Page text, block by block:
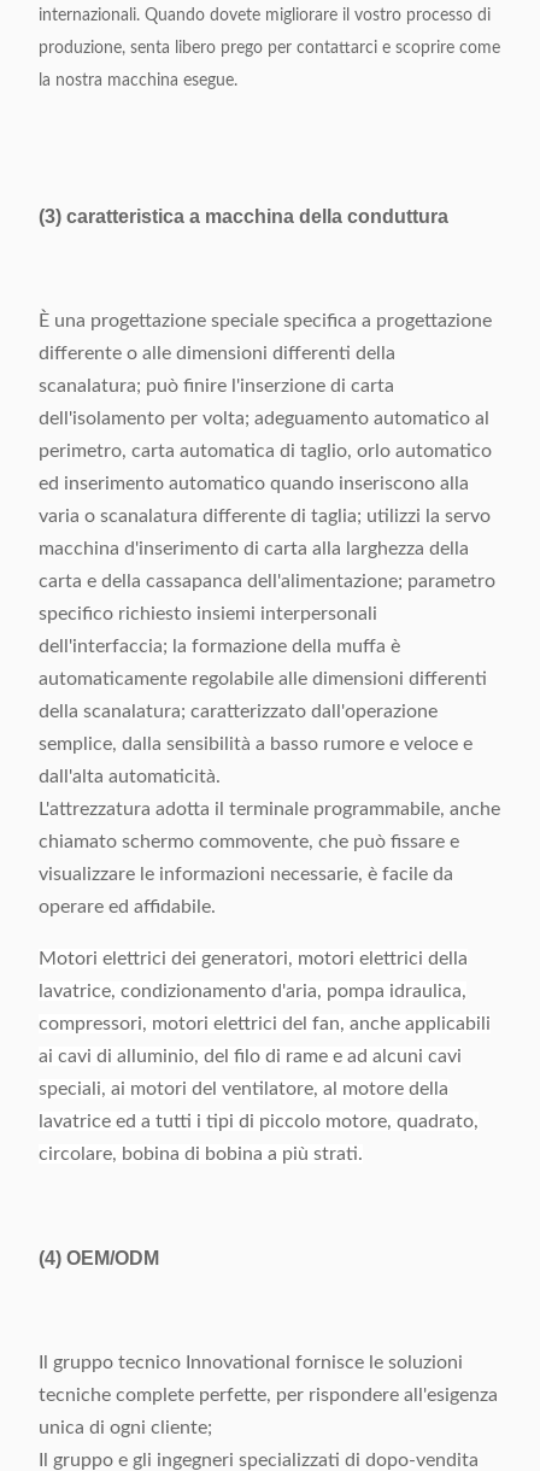
internazionali. Quando dovete migliorare il vostro processo di
produzione, senta libero prego per contattarci e scoprire come
la nostra macchina esegue.
(3) caratteristica a macchina della conduttura
È una progettazione speciale specifica a progettazione
differente o alle dimensioni differenti della
scanalatura; può finire l'inserzione di carta
dell'isolamento per volta; adeguamento automatico al
perimetro, carta automatica di taglio, orlo automatico
ed inserimento automatico quando inseriscono alla
varia o scanalatura differente di taglia; utilizzi la servo
macchina d'inserimento di carta alla larghezza della
carta e della cassapanca dell'alimentazione; parametro
specifico richiesto insiemi interpersonali
dell'interfaccia; la formazione della muffa è
automaticamente regolabile alle dimensioni differenti
della scanalatura; caratterizzato dall'operazione
semplice, dalla sensibilità a basso rumore e veloce e
dall'alta automaticità.
L'attrezzatura adotta il terminale programmabile, anche
chiamato schermo commovente, che può fissare e
visualizzare le informazioni necessarie, è facile da
operare ed affidabile.
Motori elettrici dei generatori, motori elettrici della
lavatrice, condizionamento d'aria, pompa idraulica,
compressori, motori elettrici del fan, anche applicabili
ai cavi di alluminio, del filo di rame e ad alcuni cavi
speciali, ai motori del ventilatore, al motore della
lavatrice ed a tutti i tipi di piccolo motore, quadrato,
circolare, bobina di bobina a più strati.
(4) OEM/ODM
Il gruppo tecnico Innovational fornisce le soluzioni
tecniche complete perfette, per rispondere all'esigenza
unica di ogni cliente;
Il gruppo e gli ingegneri specializzati di dopo-vendita